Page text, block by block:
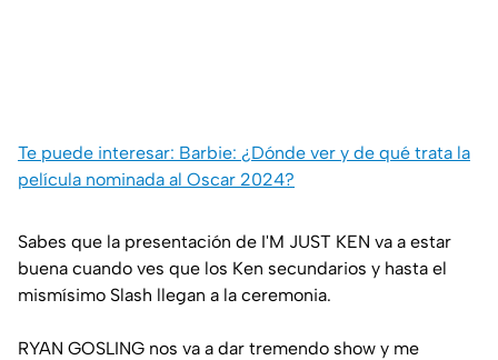
Te puede interesar: Barbie: ¿Dónde ver y de qué trata la
película nominada al Oscar 2024?
Sabes que la presentación de I'M JUST KEN va a estar
buena cuando ves que los Ken secundarios y hasta el
mismísimo Slash llegan a la ceremonia.
RYAN GOSLING nos va a dar tremendo show y me